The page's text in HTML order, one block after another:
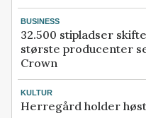
BUSINESS
32.500 stipladser
største producenter
Crown
KULTUR
Herregård holder